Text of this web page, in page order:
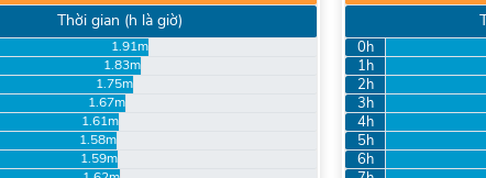
Thời gian (h là giờ)
1.91m
1.83m
1.75m
1.67m
1.61m
1.58m
1.59m
0h
1h
2h
3h
4h
5h
6h